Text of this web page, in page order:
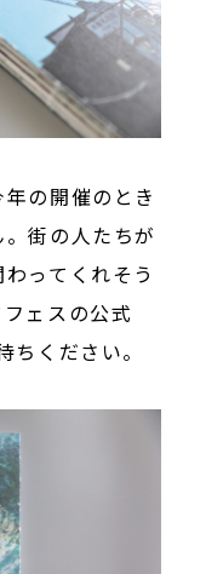
の開催のとき
街の人たちが
ってくれそう
ェスの公式
ください。